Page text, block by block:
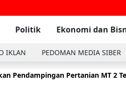
Politik Ekonomi dan
IKLAN PEDOMAN MEDIA SIBER
Pendampingan Pertanian MT 2
Dengan Masyarakat Di